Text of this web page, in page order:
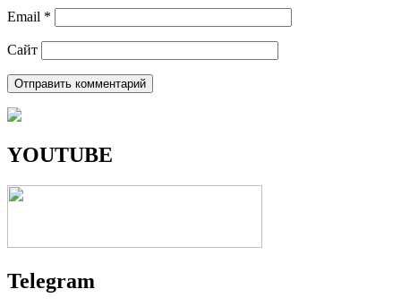
Email *
Сайт
YOUTUBE
Telegram